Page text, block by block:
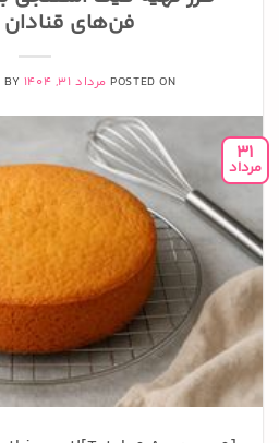
فن‌های قنادان
POSTED ON مرداد 31, 1404 BY
31
مرداد